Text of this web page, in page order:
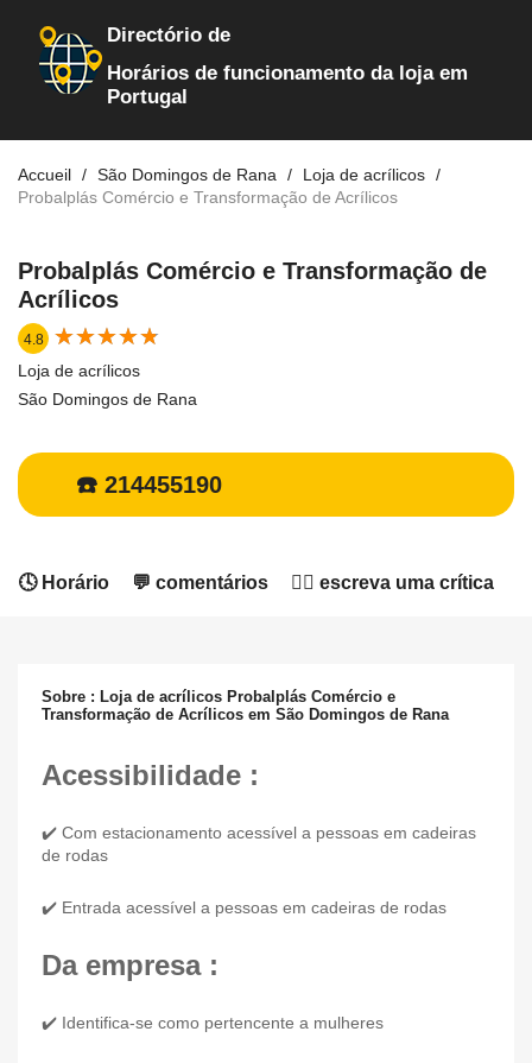
Directório de
Horários de funcionamento da loja em
Portugal
Accueil São Domingos de Rana
Loja de acrílicos
Probalplás Comércio e Transformação de Acrílicos
Probalplás Comércio e Transformação de
Acrílicos
4.8 ★★★★★
★★★★★
Loja de acrílicos
São Domingos de Rana
☎️ 214455190
🕓 Horário 💬 comentários ✍🏻 escreva uma crítica
Sobre : Loja de acrílicos Probalplás Comércio e
Transformação de Acrílicos em São Domingos de Rana
Acessibilidade :
✔️ Com estacionamento acessível a pessoas em cadeiras
de rodas
✔️ Entrada acessível a pessoas em cadeiras de rodas
Da empresa :
✔️ Identifica-se como pertencente a mulheres